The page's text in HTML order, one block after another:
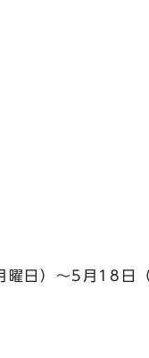
日）～5月18日（